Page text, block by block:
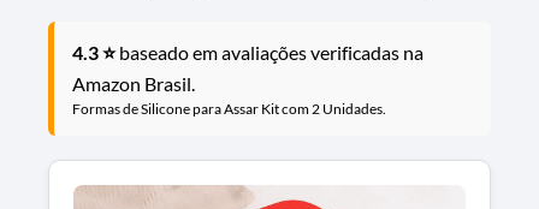
4.3 ⭐baseado em avaliações verificadas na
Amazon Brasil.
Formas de Silicone para Assar Kit com 2 Unidades.